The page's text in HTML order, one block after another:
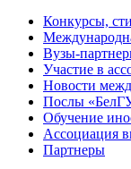
Конкурсы,
Вузы-
Участие в
Новости
Послы
Обучение
Ассоциация
Партнеры